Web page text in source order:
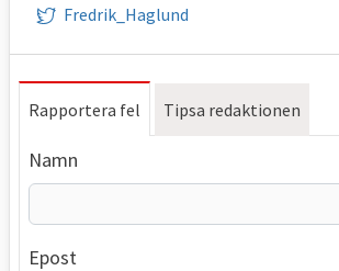
Fredrik_Haglund
Rapportera fel Tipsa redaktionen
Namn
Epost